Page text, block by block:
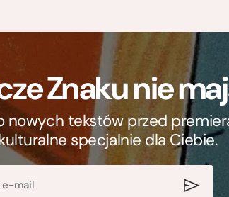
Znaku nie
tekstów przed
specjalnie dla Ciebie.